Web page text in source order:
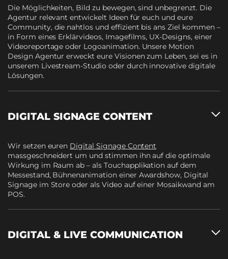
Die Möglichkeiten, Bild zu bewegen, sind unbegrenzt. Die
Agentur relevant entwickelt Ideen für euch und eure
Community, die nahtlos und effizient bis ans Ziel kommen –
in Form eines Erklärvideos, Imagefilms, UX-Designs, einer
Videoreportage oder Logoanimation. Unsere Motion
Design Agentur erweckt eure Visionen zum Leben, sei es in
unserem Livestream-Studio oder durch innovative digitale
Lösungen.
DIGITAL SIGNAGE CONTENT
Wir setzen euren Digital Signage Content
massgeschneidert um und stimmen ihn auf die optimale
Wirkung im Raum ab – als Touchapplikation auf dem
Messestand, Bühnenanimation einer Awardshow, Digital
Signage im Store oder als Video auf einer Mosaikwand am
POS.
DIGITAL & LIVE COMMUNICATION